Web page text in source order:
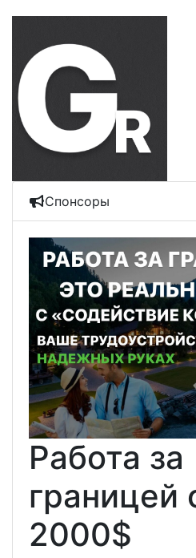
Спонсоры
Работа за
границей
2000$